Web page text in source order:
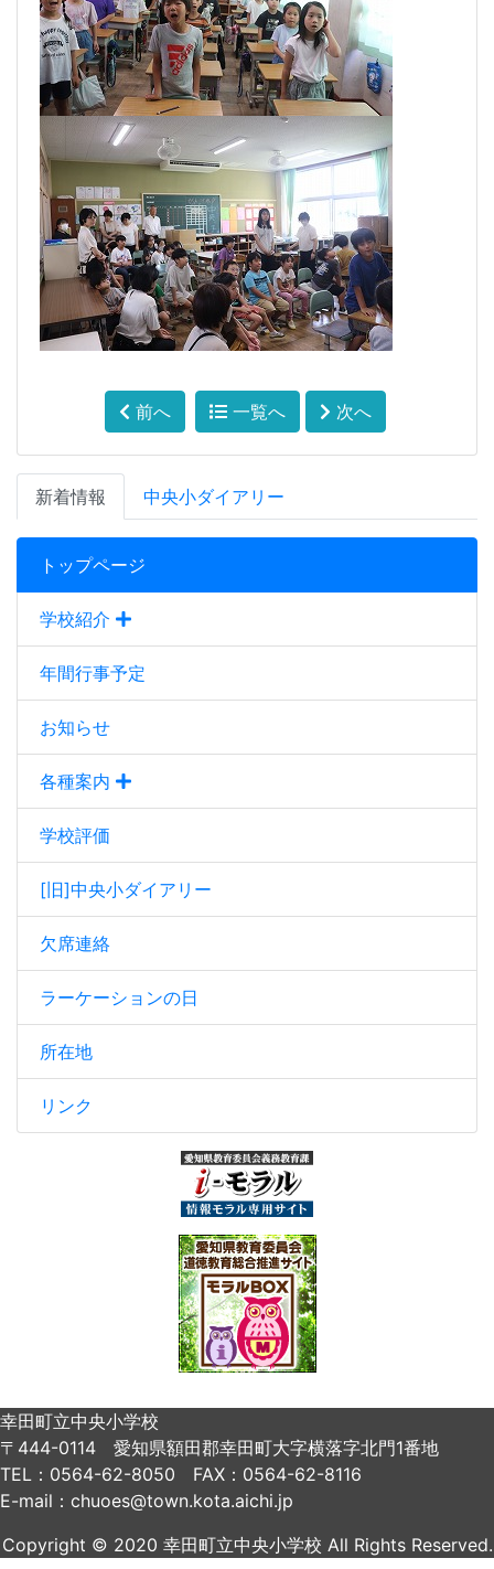
トップページ
学校紹介
年間行事予定
お知らせ
各種案内
学校評価
[旧]中央小ダイアリー
欠席連絡
ラーケーションの日
所在地
リンク
前へ 一覧へ 次へ
新着情報 中央小ダイアリー
幸田町立中央小学校
〒444-0114 愛知県額田郡幸田町大字横落字北門1番地
TEL：0564-62-8050 FAX：0564-62-8116
E-mail：chuoes@town.kota.aichi.jp
Copyright © 2020 幸田町立中央小学校 All Rights Reserved.